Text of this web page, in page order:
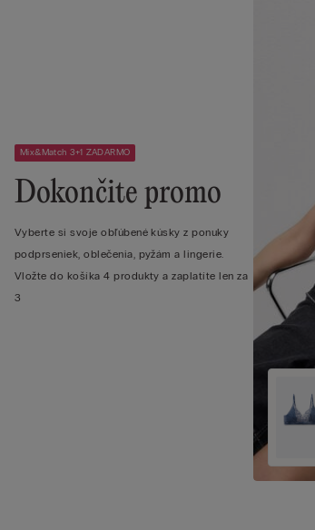
Mix&Match 3+1 ZADARMO
Dokončite promo
Vyberte si svoje obľúbené kúsky z ponuky
podprseniek, oblečenia, pyžám a lingerie.
Vložte do košíka 4 produkty a zaplatíte len za
3